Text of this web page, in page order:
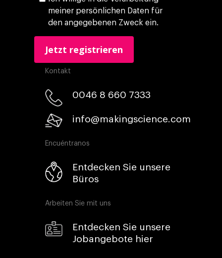
meiner persönlichen Daten für
den angegebenen Zweck ein.
Kontakt
0046 8 660 7333​
info@makingscience.com
Encuéntranos
Entdecken Sie unsere
Büros
Arbeiten Sie mit uns
Entdecken Sie unsere
Jobangebote hier